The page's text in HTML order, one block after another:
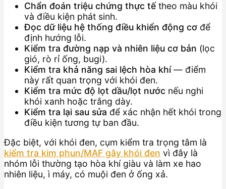
Chẩn đoán triệu chứng thực tếtheo màu khói
và điều kiện phát sinh.
Đọc dữ liệu hệ thống điều khiển động cơ để
định hướng lỗi.
Kiểm tra đường nạp và nhiên liệu cơ bản (lọc
gió, rò rỉ ống, bugi).
Kiểm tra khả năng sai lệch hòa khí— điểm
này rất quan trọng với khói đen.
Kiểm tra mức độ lọt dầu/lọt nước nếu nghi
khói xanh hoặc trắng dày.
Kiểm tra lại sau sửa để xác nhận hết khói trong
điều kiện tương tự ban đầu.
Đặc biệt, với khói đen, cụm kiểm tra trọng tâm là
kiểm tra kim phun/MAF gây khói đen vì đây là
nhóm lỗi thường tạo hòa khí giàu và làm xe hao
nhiên liệu, ì máy, có muội đen ở ống xả.